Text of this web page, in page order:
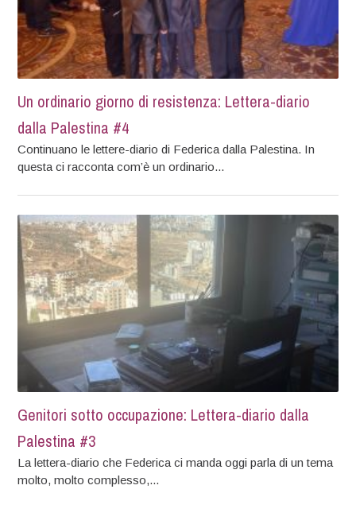
Un ordinario giorno di resistenza: Lettera-diario
dalla Palestina #4
Continuano le lettere-diario di Federica dalla Palestina. In
questa ci racconta com’è un ordinario...
Genitori sotto occupazione: Lettera-diario dalla
Palestina #3
La lettera-diario che Federica ci manda oggi parla di un tema
molto, molto complesso,...